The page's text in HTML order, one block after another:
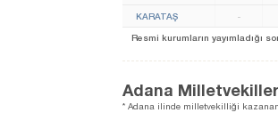
KARATAŞ -
Resmi kurumların yayımladığı
Adana
* Adana ilinde milletvekilliği